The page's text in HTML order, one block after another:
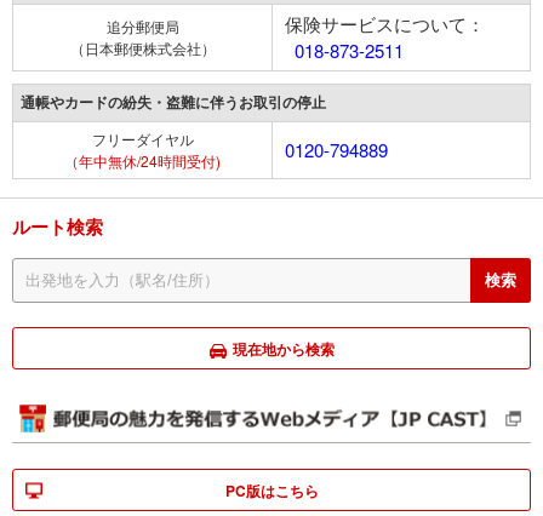
追分郵便局
（日本郵便株式会社）
保険サービスについて：
018-873-2511
通帳やカードの紛失・盗難に伴うお取引の停止
フリーダイヤル
（年中無休/24時間受付)
0120-794889
ルート検索
現在地から検索
PC版はこちら